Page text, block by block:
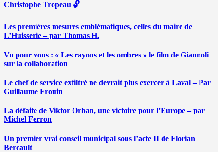
Christophe Tropeau 🔓
Les premières mesures emblématiques, celles du maire de
L’Huisserie – par Thomas H.
Vu pour vous : « Les rayons et les ombres » le film de Giannoli
sur la collaboration
Le chef de service exfiltré ne devrait plus exercer à Laval – Par
Guillaume Frouin
La défaite de Viktor Orban, une victoire pour l’Europe – par
Michel Ferron
Un premier vrai conseil municipal sous l’acte II de Florian
Bercault